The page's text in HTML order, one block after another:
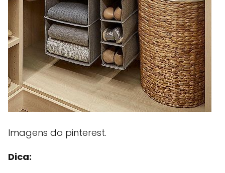
Imagens do pinterest.
Dica: